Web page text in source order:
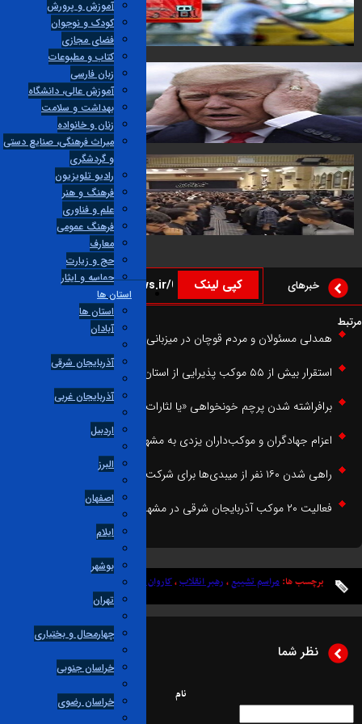
آموزش و پرورش
کودک و نوجوان
فضای مجازی
کتاب و مطبوعات
زبان فارسی
آموزش عالی، دانشگاه
بهداشت و سلامت
زنان و خانواده
میراث فرهنگی، صنایع دستی
و گردشگری
راديو تلويزيون
فرهنگ و هنر
علم و فناوری
فرهنگ عمومی
معارف
حج و زیارت
حماسه و ایثار
استان ها
استان ها
آبادان
آذربایجان شرقی
آذربایجان غربی
اردبیل
اصفهان
بوشهر
تهران
چهارمحال و بختیاری
خراسان جنوبی
خراسان رضوی
۱۳
کپی لینک خبرهای
مسئولان و مردم قوچان در میزبانی از سوگواران «رهبر شهید»
بیش از ۵۵ موکب پذیرایی از استان اصفهان در مشهد مقدس
شدن پرچم خونخواهی «یا لثارات الحسین (ع)» در مشهد مقدس
جهادگران و موکب‌داران یزدی به مشهد مقدس
۱۶۰ نفر از میبدی‌ها برای شرکت در مراسم وداع با رهبر شهید
۲۰ موکب آذربایجان شرقی در مشهدمقدس
برچسب ها:مراسم تشییع،رهبر انقلاب،کاروان زائران،مشهد مقدس
نظر شما